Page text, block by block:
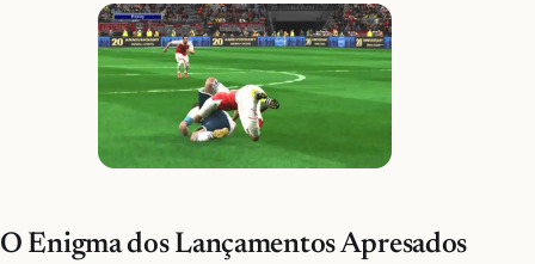
O Enigma dos Lançamentos Apresados